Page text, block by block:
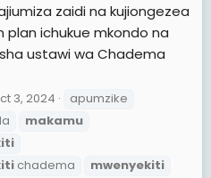
zaidi na kujiongezea
plan ichukue mkondo na
ustawi wa Chadema
3, 2024
apumzike
makamu
chadema
mwenyekiti